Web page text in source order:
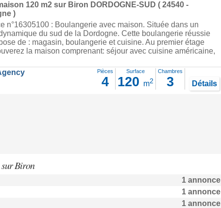
120 m2 sur Biron DORDOGNE-SUD ( 24540 -
)
n°16305100 : Boulangerie avec maison. Située dans un
du sud de la Dordogne. Cette boulangerie réussie
de : magasin, boulangerie et cuisine. Au premier étage
la maison comprenant: séjour avec cuisine américaine,
Pièces
4
Surface
120 m2
Chambres
3 Détails
sur Biron
1 annonce
1 annonce
1 annonce